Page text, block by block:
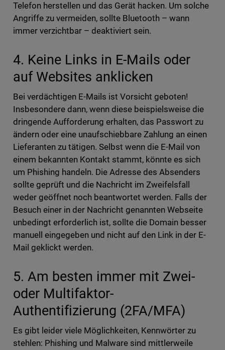
Telefon herstellen und das Gerät hacken. Um solche
Angriffe zu vermeiden, sollte Bluetooth – wann
immer verzichtbar – deaktiviert sein.
4. Keine Links in E-Mails oder
auf Websites anklicken
Bei verdächtigen E-Mails ist Vorsicht geboten!
Insbesondere dann, wenn diese beispielsweise die
dringende Aufforderung erhalten, das Passwort zu
ändern oder eine unaufschiebbare Zahlung an einen
Lieferanten zu tätigen. Selbst wenn die E-Mail von
einem bekannten Kontakt stammt, könnte es sich
um Phishing handeln. Die Adresse des Absenders
sollte geprüft und die Nachricht im Zweifelsfall
weder geöffnet noch beantwortet werden. Falls der
Besuch einer in der Nachricht genannten Webseite
unbedingt erforderlich ist, sollte die Domain besser
manuell eingegeben und nicht auf den Link in der E-
Mail geklickt werden.
5. Am besten immer mit Zwei-
oder Multifaktor-
Authentifizierung (2FA/MFA)
Es gibt leider viele Möglichkeiten, Kennwörter zu
stehlen: Phishing und Malware sind mittlerweile